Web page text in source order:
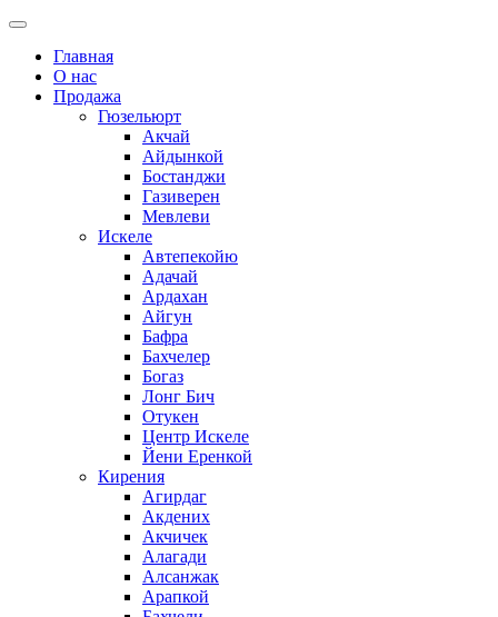
Главная
О нас
Продажа
Гюзельюрт
Акчай
Айдынкой
Бостанджи
Газиверен
Мевлеви
Искеле
Автепекойю
Адачай
Ардахан
Айгун
Бафра
Бахчелер
Богаз
Лонг Бич
Отукен
Центр Искеле
Йени Еренкой
Кирения
Агирдаг
Акдених
Акчичек
Алагади
Алсанжак
Арапкой